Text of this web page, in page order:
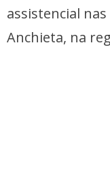
assistencial
Anchieta, na